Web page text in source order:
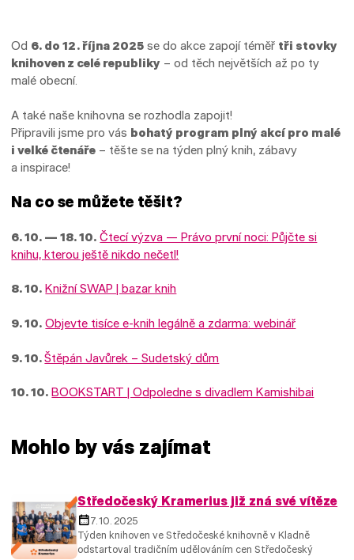
Od 6. do 12. října 2025 se do akce zapojí téměř tři stovky
knihoven z celé republiky – od těch největších až po ty
malé obecní.
A také naše knihovna se rozhodla zapojit!
Připravili jsme pro vás bohatý program plný akcí pro malé
i velké čtenáře – těšte se na týden plný knih, zábavy
a inspirace!
Na co se můžete těšit?
6. 10. — 18. 10. Čtecí výzva — Právo první noci: Půjčte si
knihu, kterou ještě nikdo nečetl!
8. 10. Knižní SWAP | bazar knih
9. 10. Objevte tisíce e-knih legálně a zdarma: webinář
9. 10.Štěpán Javůrek – Sudetský dům
10. 10. BOOKSTART | Odpoledne s divadlem Kamishibai
Mohlo by vás zajímat
Středočeský Kramerius již zná své vítěze
7. 10. 2025
Týden knihoven ve Středočeské knihovně v Kladně
odstartoval tradičním udělováním cen Středočeský